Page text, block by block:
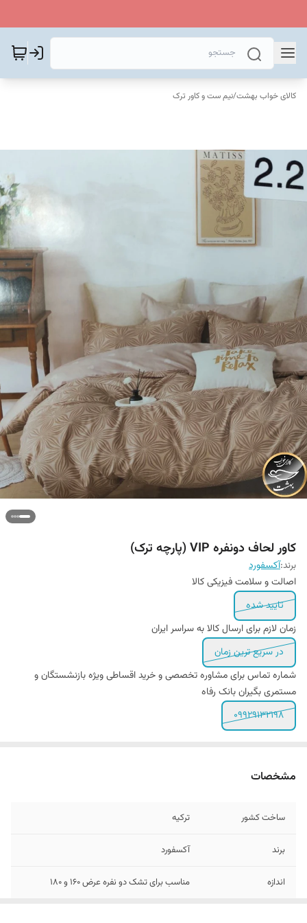
کالای خواب بهشت/نیم ست و کاور ترک
کاور لحاف دونفره VIP (پارچه ترک)
برند:آکسفورد
اصالت و سلامت فیزیکی کالا
تایید شده
زمان لازم برای ارسال کالا به سراسر ایران
در سریع ترین زمان
شماره تماس برای مشاوره تخصصی و خرید اقساطی ویژه بازنشستگان و
مستمری بگیران بانک رفاه
09929132198
مشخصات
ساخت کشور ترکیه
برند آکسفورد
اندازه مناسب برای تشک دو نفره عرض 160 و ۱8۰